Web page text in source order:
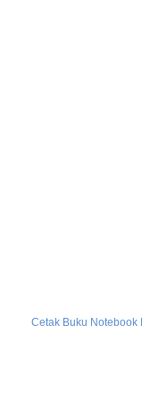
Cetak Buku Notebook